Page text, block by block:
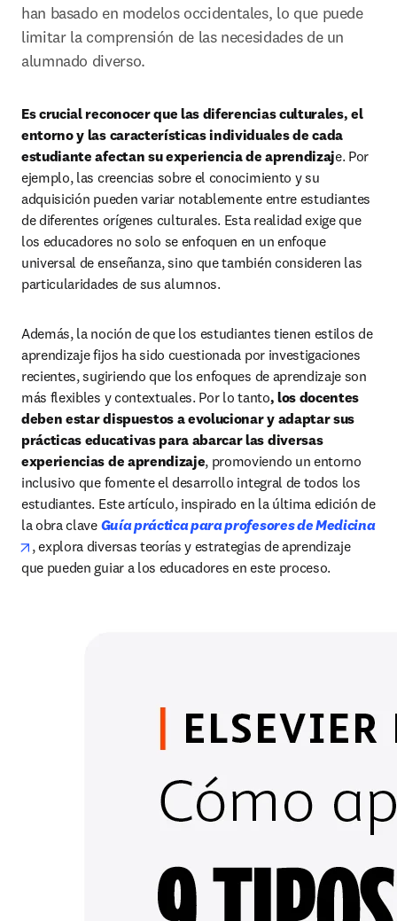
han basado en modelos occidentales, lo que puede
limitar la comprensión de las necesidades de un
alumnado diverso.
Es crucial reconocer que las diferencias culturales, el
entorno y las características individuales de cada
estudiante afectan su experiencia de aprendizaje. Por
ejemplo, las creencias sobre el conocimiento y su
adquisición pueden variar notablemente entre estudiantes
de diferentes orígenes culturales. Esta realidad exige que
los educadores no solo se enfoquen en un enfoque
universal de enseñanza, sino que también consideren las
particularidades de sus alumnos.
Además, la noción de que los estudiantes tienen estilos de
aprendizaje fijos ha sido cuestionada por investigaciones
recientes, sugiriendo que los enfoques de aprendizaje son
más flexibles y contextuales. Por lo tanto, los docentes
deben estar dispuestos a evolucionar y adaptar sus
prácticas educativas para abarcar las diversas
experiencias de aprendizaje, promoviendo un entorno
inclusivo que fomente el desarrollo integral de todos los
estudiantes. Este artículo, inspirado en la última edición de
la obra clave Guía práctica para profesores de Medicina
opens in new tab/window
, explora diversas teorías y estrategias de aprendizaje
que pueden guiar a los educadores en este proceso.